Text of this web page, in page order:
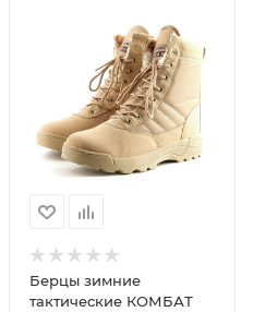
Берцы зимние
тактические КОМБАТ